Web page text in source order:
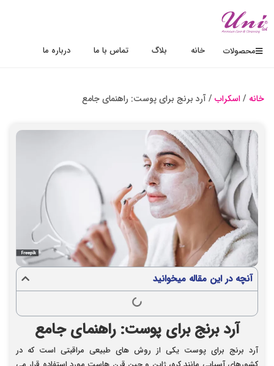
محصولات خانه بلاگ تماس با ما درباره ما
خانه /اسکراب / آرد برنج برای پوست: راهنمای جامع
آنچه در این مقاله میخوانید
آرد برنج برای پوست: راهنمای جامع
آرد برنج برای پوست یکی از روش های طبیعی مراقبتی است که در